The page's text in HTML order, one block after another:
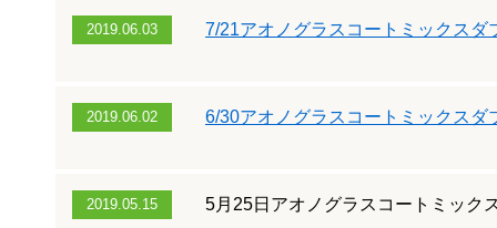
2019.06.03 7/21アオノグラスコートミックスダ
2019.06.02 6/30アオノグラスコートミックスダ
2019.05.15 5月25日アオノグラスコートミック